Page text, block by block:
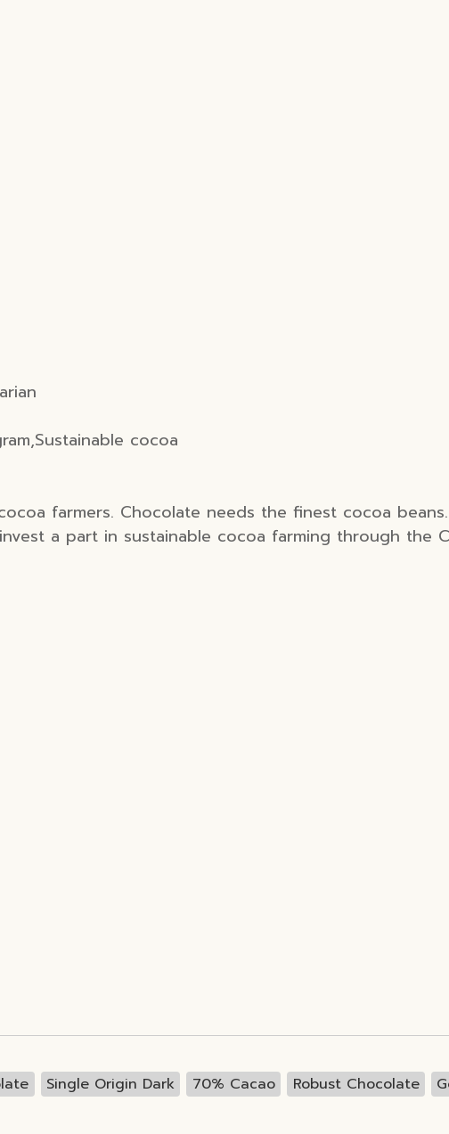
cocoa
farmers. Chocolate needs the finest cocoa
a part in sustainable cocoa farming through the
Single Origin Dark 70% Cacao Robust Chocolate